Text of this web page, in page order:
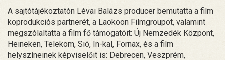
A sajtótájékoztatón Lévai Balázs producer bemutatta a film
koprodukciós partnerét, a Laokoon Filmgroupot, valamint
megszólaltatta a film fő támogatóit: Új Nemzedék Központ,
Heineken, Telekom, Sió, In-kal, Fornax, és a film
helyszíneinek képviselőit is: Debrecen, Veszprém,